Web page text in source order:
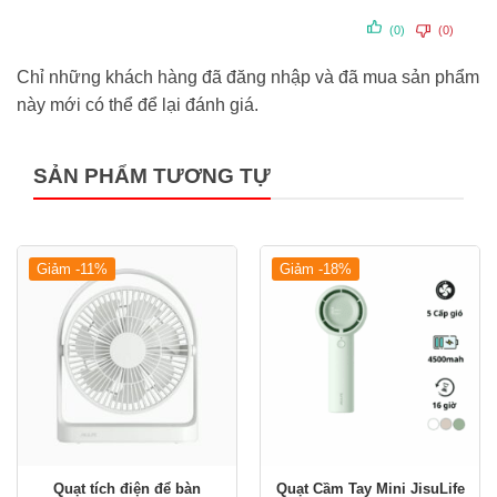
(0) (0)
Chỉ những khách hàng đã đăng nhập và đã mua sản phẩm
này mới có thể để lại đánh giá.
SẢN PHẨM TƯƠNG TỰ
Giảm -11%
Quạt tích điện để bàn
Giảm -18%
Quạt Cầm Tay Mini JisuLife